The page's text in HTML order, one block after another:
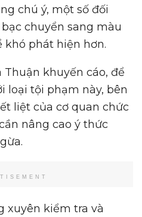
chú ý, một số đối
chuyển sang màu
khó phát hiện hơn.
Thuận khuyến cáo, để
loại tội phạm này, bên
liệt của cơ quan chức
nâng cao ý thức
xuyên kiểm tra và